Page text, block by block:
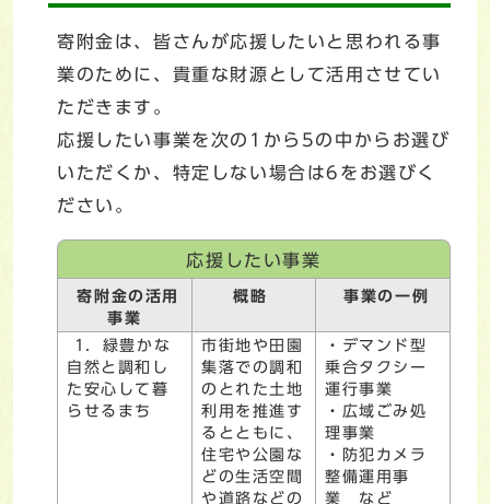
寄附金は、皆さんが応援したいと思われる事
業のために、貴重な財源として活用させてい
ただきます。
応援したい事業を次の1から5の中からお選び
いただくか、特定しない場合は6をお選びく
ださい。
応援したい事業
寄附金の活用
事業
概略 事業の一例
1．緑豊かな
自然と調和し
た安心して暮
らせるまち
市街地や田園
集落での調和
のとれた土地
利用を推進す
るとともに、
住宅や公園な
どの生活空間
や道路などの
・デマンド型
乗合タクシー
運行事業
・広域ごみ処
理事業
・防犯カメラ
整備運用事
業 など